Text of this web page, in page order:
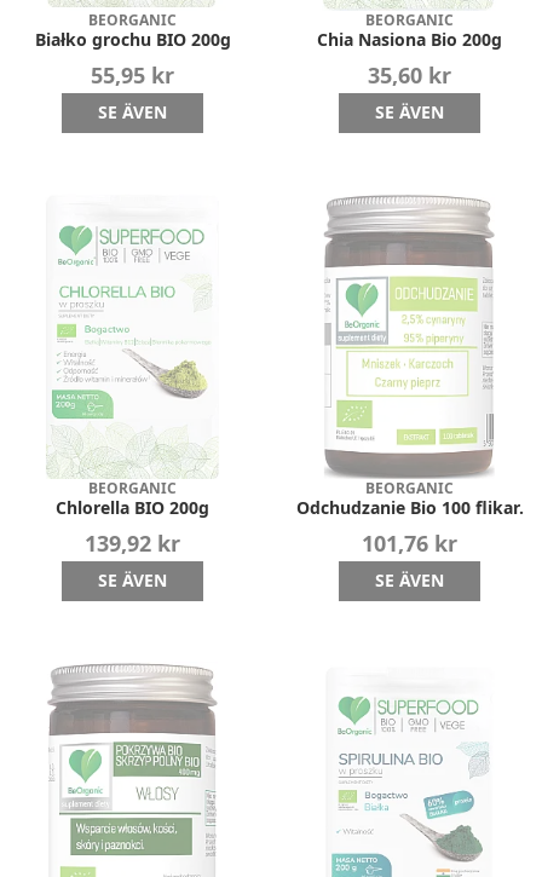
BEORGANIC
Białko grochu BIO 200g
55,95 kr
SE ÄVEN
BEORGANIC
Chia Nasiona Bio 200g
35,60 kr
SE ÄVEN
BEORGANIC
Chlorella BIO 200g
139,92 kr
SE ÄVEN
BEORGANIC
Odchudzanie Bio 100 flikar.
101,76 kr
SE ÄVEN